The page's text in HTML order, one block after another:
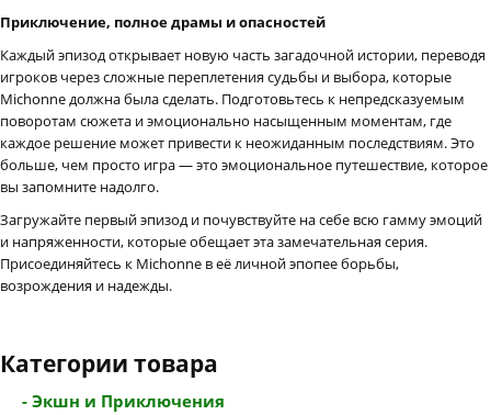
Приключение, полное драмы и опасностей
Каждый эпизод открывает новую часть загадочной истории, переводя
игроков через сложные переплетения судьбы и выбора, которые
Michonne должна была сделать. Подготовьтесь к непредсказуемым
поворотам сюжета и эмоционально насыщенным моментам, где
каждое решение может привести к неожиданным последствиям. Это
больше, чем просто игра — это эмоциональное путешествие, которое
вы запомните надолго.
Загружайте первый эпизод и почувствуйте на себе всю гамму эмоций
и напряженности, которые обещает эта замечательная серия.
Присоединяйтесь к Michonne в её личной эпопее борьбы,
возрождения и надежды.
Категории товара
- Экшн и Приключения